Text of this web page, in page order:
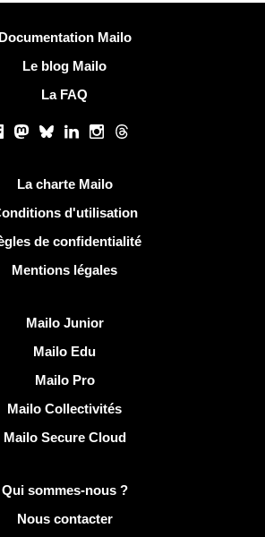
Documentation Mailo
Le blog Mailo
La FAQ
Mastodon
BlueskyLinkedInInstagram
Threads
La charte Mailo
d'utilisation
de confidentialité
Mentions légales
Mailo Junior
Mailo Edu
Mailo Pro
Mailo Collectivités
Mailo Secure Cloud
Qui sommes-nous ?
Nous contacter